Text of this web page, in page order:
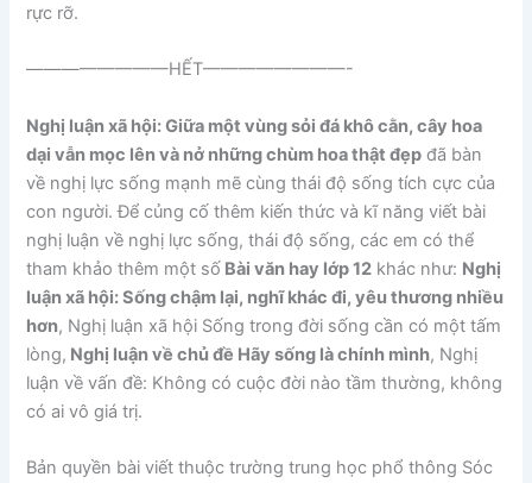
rực rỡ.
————————HẾT————————-
Nghị luận xã hội: Giữa một vùng sỏi đá khô cằn, cây hoa
dại vẫn mọc lên và nở những chùm hoa thật đẹp đã bàn
về nghị lực sống mạnh mẽ cùng thái độ sống tích cực của
con người. Để củng cố thêm kiến thức và kĩ năng viết bài
nghị luận về nghị lực sống, thái độ sống, các em có thể
tham khảo thêm một số Bài văn hay lớp 12 khác như: Nghị
luận xã hội: Sống chậm lại, nghĩ khác đi, yêu thương nhiều
hơn, Nghị luận xã hội Sống trong đời sống cần có một tấm
lòng, Nghị luận về chủ đề Hãy sống là chính mình, Nghị
luận về vấn đề: Không có cuộc đời nào tầm thường, không
có ai vô giá trị.
Bản quyền bài viết thuộc trường trung học phổ thông Sóc